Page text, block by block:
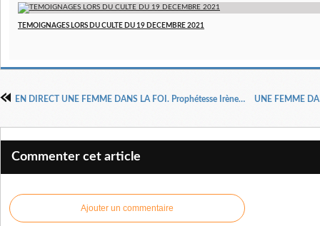
TEMOIGNAGES LORS DU CULTE DU 19 DECEMBRE 2021
EN DIRECT UNE FEMME DANS LA FOI. Prophétesse Irène MAKITA
Commenter cet article
Ajouter un commentaire